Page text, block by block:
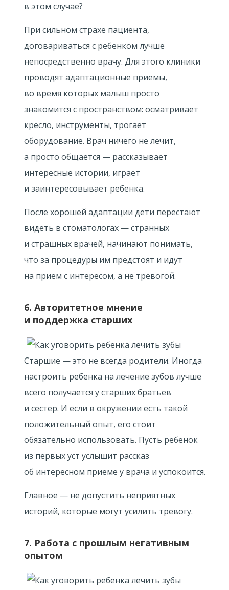
в этом случае?
При сильном страхе пациента,
договариваться с ребенком лучше
непосредственно врачу. Для этого клиники
проводят адаптационные приемы,
во время которых малыш просто
знакомится с пространством: осматривает
кресло, инструменты, трогает
оборудование. Врач ничего не лечит,
а просто общается — рассказывает
интересные истории, играет
и заинтересовывает ребенка.
После хорошей адаптации дети перестают
видеть в стоматологах — странных
и страшных врачей, начинают понимать,
что за процедуры им предстоят и идут
на прием с интересом, а не тревогой.
6. Авторитетное мнение
и поддержка старших
Старшие — это не всегда родители. Иногда
настроить ребенка на лечение зубов лучше
всего получается у старших братьев
и сестер. И если в окружении есть такой
положительный опыт, его стоит
обязательно использовать. Пусть ребенок
из первых уст услышит рассказ
об интересном приеме у врача и успокоится.
Главное — не допустить неприятных
историй, которые могут усилить тревогу.
7. Работа с прошлым негативным
опытом